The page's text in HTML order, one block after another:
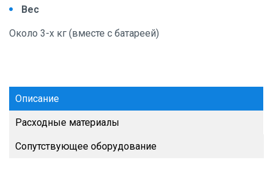
Вес
Около 3-х кг (вместе с батареей)
Описание
Расходные материалы
Сопутствующее оборудование